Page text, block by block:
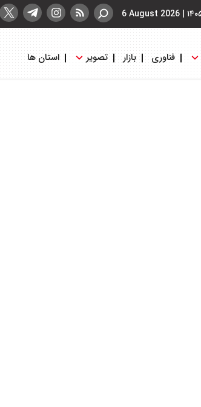
|
6 August 2026
فناوری بازار تصویر استان ها